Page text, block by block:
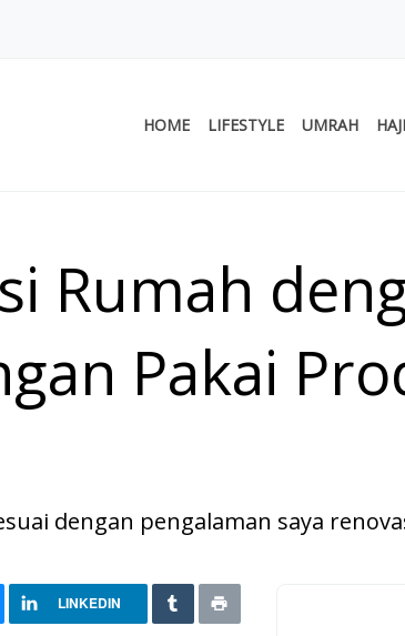
HOME LIFESTYLE UMRAH HAJI
Rumah
Pakai
dengan pengalaman saya
Budget Terbatas
LINKEDIN